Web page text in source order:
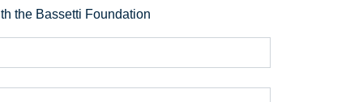
the Bassetti Foundation